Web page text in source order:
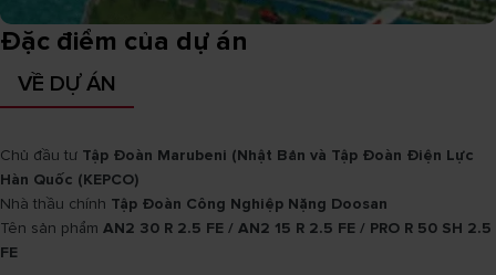
Đặc điểm của dự án
VỀ DỰ ÁN
Chủ đầu tư Tập Đoàn Marubeni (Nhật Bản và Tập Đoàn Điện Lực
Hàn Quốc (KEPCO)
Nhà thầu chính Tập Đoàn Công Nghiệp Nặng Doosan
Tên sản phẩm AN2 30 R 2.5 FE / AN2 15 R 2.5 FE / PRO R 50 SH 2.5
FE